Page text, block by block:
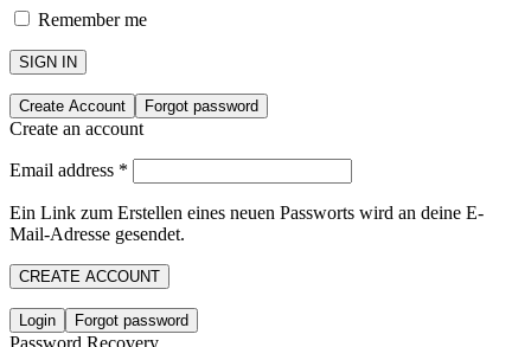
Remember me
SIGN IN
Create Account Forgot password
Create an account
Email address *
Ein Link zum Erstellen eines neuen Passworts wird an deine E-
Mail-Adresse gesendet.
CREATE ACCOUNT
Login Forgot password
Password Recovery